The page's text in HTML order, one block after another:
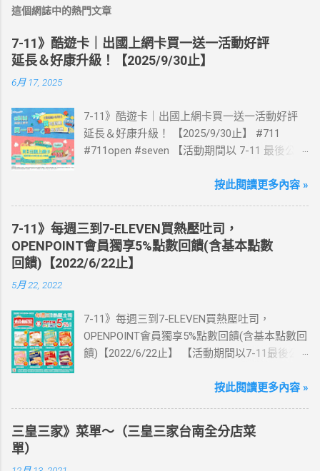
這個網誌中的熱門文章
7-11》酷遊卡｜出國上網卡買一送一活動好評
延長＆好康升級！【2025/9/30止】
6月 17, 2025
7-11》酷遊卡｜出國上網卡買一送一活動好評
延長＆好康升級！ 【2025/9/30止】 #711
#711open #seven 【活動期間以 7-11 最後公告
國上網卡 方便、快速、享買一送一優惠！ > 實
送王品集團300元即享券。 (出國開通啟用後回
活動網站登錄 【點我登錄】 ) > eSIM出國上網
卡：好康升級！購買eSIM「吃到飽」方案；即
送同天數「吃到飽」方案。 (例：買1張日本5天
來超商買省錢又方便💰 ·活動詳情：好康優惠看
這邊 【點我看好康優惠】 ·eSIM ibon 購買教學
【點我觀看教學】 📲 全球上網首選，速度穩
澳、美國、菲律賓、歐洲、土耳其 熱門地區通
通有 📲 立即取卡免等待超便利 ✈️ 180天彈性開
通不怕過期 🧳 一人買兩人用，享受出國網路自
由~~eSIM吃到飽買一送一 eSIM適用機型： ※
按此閱讀更多內容 »
7-11》每週三到7-ELEVEN買熱壓吐司，
OPENPOINT會員獨享5%點數回饋(含基本點數
回饋)【2022/6/22止】
5月 22, 2022
7-11》每週三到7-ELEVEN買熱壓吐司，
OPENPOINT會員獨享5%點數回饋(含基本點數回
饋)【2022/6/22止】 【活動期間以7-11最後公
111/5/4~6/22 每週三到7-ELEVEN買熱壓吐司
饋) 【販售門市查詢】
https://emap.pcsc.com.tw/emap.aspx# 小編推
按此閱讀更多內容 »
三皇三家》菜單～（三皇三家台南全分店菜
單）